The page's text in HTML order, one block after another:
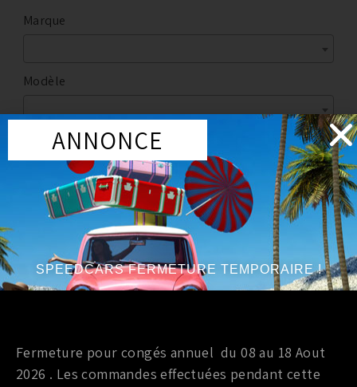
Marque
Modèle
Marque:NISSAN
Série 3.5L V6
529,00€ TTC
ANNONCE
SPEEDCARS FERMETURE TEMPORAIRE !
Fermeture pour congés annuel du 08 au 18 Aout
2026 . Les commandes effectuées pendant cette